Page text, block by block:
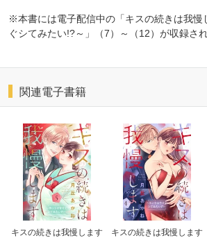
※本書には電子配信中の「キスの続きは我慢
ぐシてみたい!?～」（7）～（12）が収録され
関連電子書籍
キスの続きは我慢します
キスの続きは我慢します